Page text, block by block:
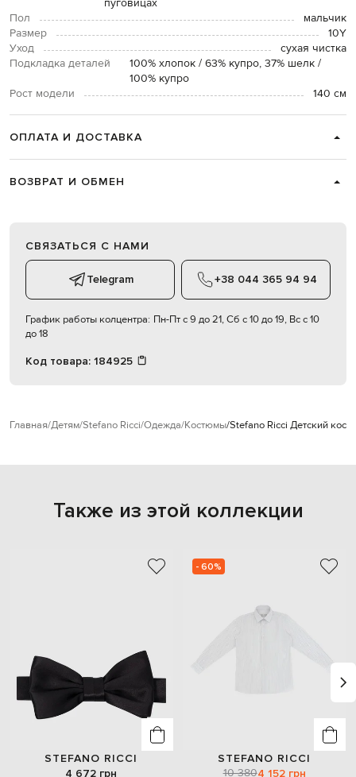
пуговицах
Пол
мальчик
Размер
10Y
Уход
сухая чистка
Подкладка деталей
100% хлопок / 63% купро, 37% шелк /
100% купро
Рост модели
140 см
ОПЛАТА И ДОСТАВКА
ВОЗВРАТ И ОБМЕН
СВЯЗАТЬСЯ С НАМИ
Telegram +38 044 365 94 94
График работы колцентра: Пн-Пт с 9 до 21, Сб с 10 до 19, Вс с 10
до 18
Код товара: 184925
Главная Детям Stefano Ricci Одежда Костюмы Stefano Ricci Детский
Также из этой коллекции
STEFANO RICCI
4 672 грн
- 60%
STEFANO RICCI
10 3804 152 грн